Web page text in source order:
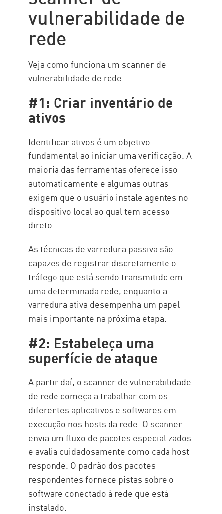
Implementation with Check
Point
Recursos
vulnerabilidade de
rede
Veja como funciona um scanner de
vulnerabilidade de rede.
#1: Criar inventário de
ativos
Identificar ativos é um objetivo
fundamental ao iniciar uma verificação. A
maioria das ferramentas oferece isso
automaticamente e algumas outras
exigem que o usuário instale agentes no
dispositivo local ao qual tem acesso
direto.
As técnicas de varredura passiva são
capazes de registrar discretamente o
tráfego que está sendo transmitido em
uma determinada rede, enquanto a
varredura ativa desempenha um papel
mais importante na próxima etapa.
#2: Estabeleça uma
superfície de ataque
A partir daí, o scanner de vulnerabilidade
de rede começa a trabalhar com os
diferentes aplicativos e softwares em
execução nos hosts da rede. O scanner
envia um fluxo de pacotes especializados
e avalia cuidadosamente como cada host
responde. O padrão dos pacotes
respondentes fornece pistas sobre o
software conectado à rede que está
instalado.